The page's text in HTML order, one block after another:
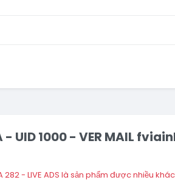
- UID 1000 - VER MAIL
282 - LIVE ADS là sản phẩm được nhiều